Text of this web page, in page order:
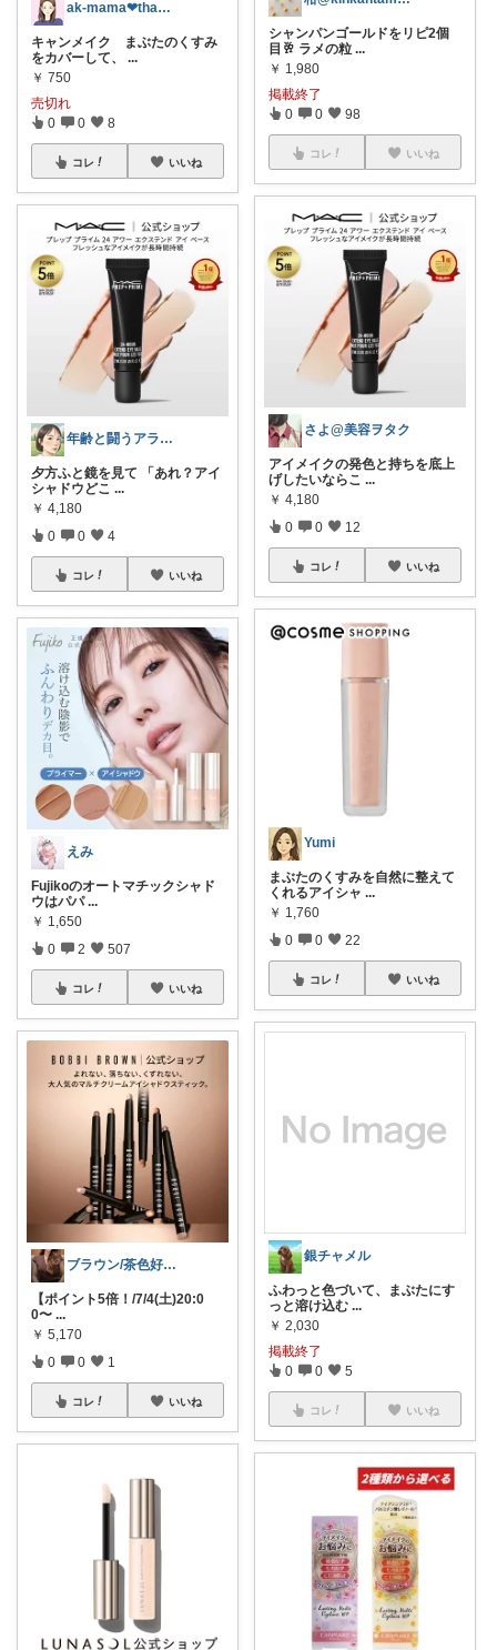
ak-mama❤︎thanks♡
キャンメイク まぶたのくすみ
をカバーして、
...
￥ 750
売切れ
0 0 8
コレ いいね
年齢と闘うアラフォー女
夕方ふと鏡を見て 「あれ？アイ
シャドウどこ ...
￥ 4,180
0 0 4
コレ いいね
えみ
Fujikoのオートマチックシャド
ウはパパ ...
￥ 1,650
0 2 507
コレ いいね
ブラウン/茶色好き🤎ノブたん
【ポイント5倍！/7/4(土)20:0
0〜 ...
￥ 5,170
0 0 1
コレ いいね
シャンパンゴールドをリピ2個
目🥂 ラメの粒 ...
￥ 1,980
掲載終了
0 0 98
コレ いいね
さよ@美容ヲタク
アイメイクの発色と持ちを底上
げしたいならこ ...
￥ 4,180
0 0 12
コレ いいね
Yumi
まぶたのくすみを自然に整えて
くれるアイシャ ...
￥ 1,760
0 0 22
コレ いいね
銀チャメル
ふわっと色づいて、まぶたにす
っと溶け込む ...
￥ 2,030
掲載終了
0 0 5
コレ いいね